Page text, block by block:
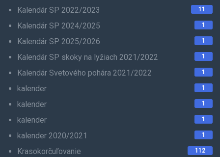
Kalendár SP 2022/2023 11
Kalendár SP 2024/2025 1
Kalendár SP 2025/2026 1
Kalendár SP skoky na lyžiach 2021/2022 1
Kalendár Svetového pohára 2021/2022 1
kalender 1
kalender 1
kalender 1
kalender 2020/2021 1
Krasokorčuľovanie 112